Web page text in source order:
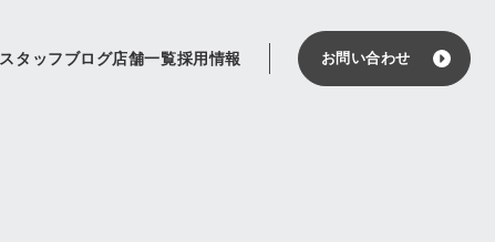
スタッフブログ店舗一覧採用情報 お問い合わせ